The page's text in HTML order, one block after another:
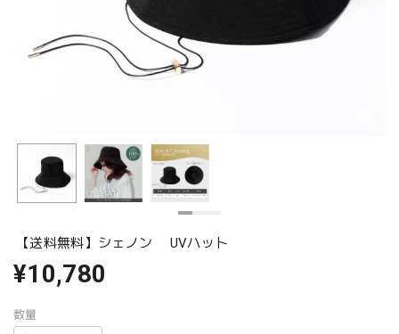
【送料無料】シェノン UVハット
¥10,780
数量